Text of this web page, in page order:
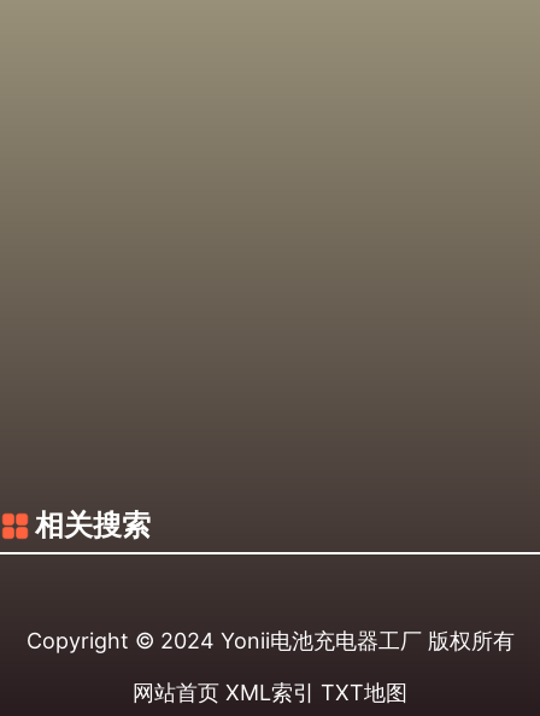
相关搜索
Copyright © 2024 Yonii电池充电器工厂版权所有
网站首页 XML索引 TXT地图